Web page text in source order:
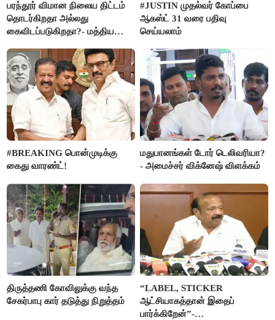
பரந்தூர் விமான நிலைய திட்டம்
தொடர்கிறதா அல்லது
கைவிடப்படுகிறதா?- மத்திய
#JUSTIN முதல்வர் கோப்பை
ஆகஸ்ட் 31 வரை பதிவு
செய்யலாம்
#BREAKING பொன்முடிக்கு
கைது வாரண்ட்!
மதுபானங்கள் டோர் டெலிவரியா?
- அமைச்சர் விக்னேஷ் விளக்கம்
திருத்தணி கோவிலுக்கு வந்த
சேகர்பாபு கார் தடுத்து நிறுத்தம்
“LABEL, STICKER
ஆட்சியாகத்தான் இதைப்
பார்க்கிறேன்”-